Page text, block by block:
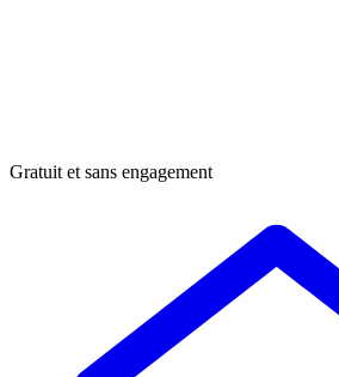
Gratuit et sans engagement